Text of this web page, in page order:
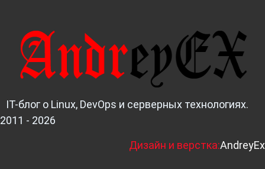
IT-блог о Linux, DevOps и серверных технологиях.
2011 - 2026
Дизайн и верстка:AndreyEx